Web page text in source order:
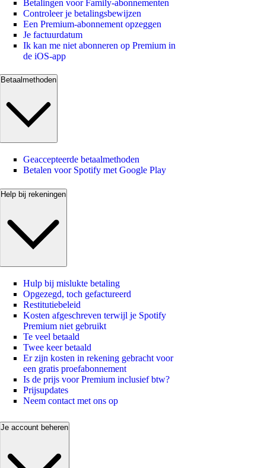
Betalingen voor Family-abonnementen
Controleer je betalingsbewijzen
Een Premium-abonnement opzeggen
Je factuurdatum
Ik kan me niet abonneren op Premium in
de iOS-app
Betaalmethoden
Geaccepteerde betaalmethoden
Betalen voor Spotify met Google Play
Help bij rekeningen
Hulp bij mislukte betaling
Opgezegd, toch gefactureerd
Restitutiebeleid
Kosten afgeschreven terwijl je Spotify
Premium niet gebruikt
Te veel betaald
Twee keer betaald
Er zijn kosten in rekening gebracht voor
een gratis proefabonnement
Is de prijs voor Premium inclusief btw?
Prijsupdates
Neem contact met ons op
Je account beheren